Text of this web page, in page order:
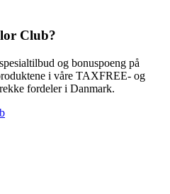
Club?
og bonuspoeng på
i våre TAXFREE- og
fordeler i Danmark.